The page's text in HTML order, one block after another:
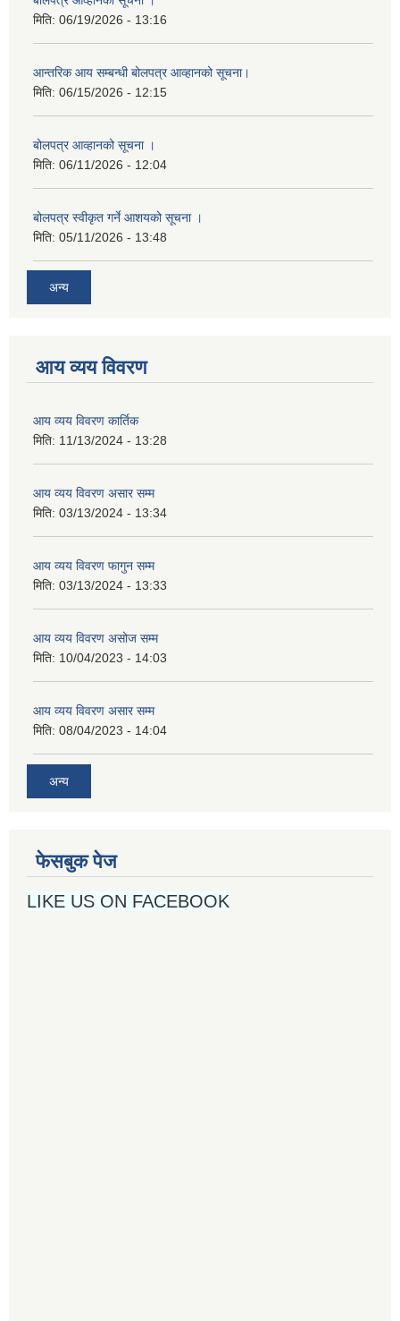
मिति: 06/19/2026 - 13:16
आन्तरिक आय सम्बन्धी बोलपत्र आव्हानको सूचना।
मिति: 06/15/2026 - 12:15
बोलपत्र आव्हानको सूचना ।
मिति: 06/11/2026 - 12:04
बोलपत्र स्वीकृत गर्ने आशयको सूचना ।
मिति: 05/11/2026 - 13:48
अन्य
आय व्यय विवरण
आय व्यय विवरण कार्तिक
मिति: 11/13/2024 - 13:28
आय व्यय विवरण असार सम्म
मिति: 03/13/2024 - 13:34
आय व्यय विवरण फागुन सम्म
मिति: 03/13/2024 - 13:33
आय व्यय विवरण असोज सम्म
मिति: 10/04/2023 - 14:03
आय व्यय विवरण असार सम्म
मिति: 08/04/2023 - 14:04
अन्य
फेसबुक पेज
LIKE US ON FACEBOOK